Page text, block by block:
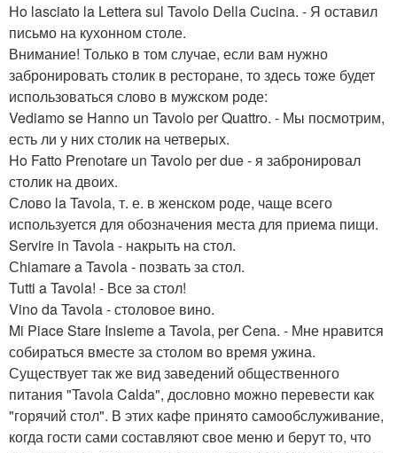
Нo lasciatо la Lettera sul Tavolo Della Cucina. - Я оставил
письмо на кухонном столе.
Внимание! Только в том случае, если вам нужно
забронировать столик в ресторане, то здесь тоже будет
использоваться слово в мужском роде:
Vediamo se Hanno un Tavolo per Quattro. - Мы посмотрим,
есть ли у них столик на четверых.
Ho Fatto Prenotare un Tavolo per due - я забронировал
столик на двоих.
Слово la Tavola, т. е. в женском роде, чаще всего
используется для обозначения места для приема пищи.
Servire in Tavola - накрыть на стол.
Сhiamare a Tavola - позвать за стол.
Tutti a Tavola! - Все за стол!
Vino da Tavola - столовое вино.
Mi Piace Stare Insieme a Tavola, per Cena. - Мне нравится
собираться вместе за столом во время ужина.
Существует так же вид заведений общественного
питания "Tavola Calda", дословно можно перевести как
"горячий стол". В этих кафе принято самообслуживание,
когда гости сами составляют свое меню и берут то, что